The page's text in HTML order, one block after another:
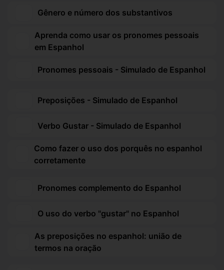
Gênero e número dos substantivos
Aprenda como usar os pronomes pessoais
em Espanhol
Pronomes pessoais - Simulado de Espanhol
Preposições - Simulado de Espanhol
Verbo Gustar - Simulado de Espanhol
Como fazer o uso dos porquês no espanhol
corretamente
Pronomes complemento do Espanhol
O uso do verbo "gustar" no Espanhol
As preposições no espanhol: união de
termos na oração